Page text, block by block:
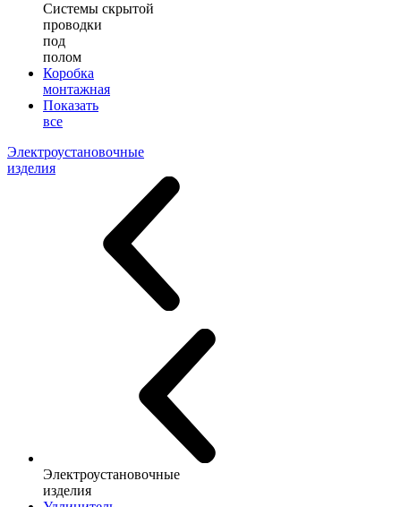
Системы скрытой
проводки
под
полом
Коробка
монтажная
Показать
все
Электроустановочные
изделия
Электроустановочные
изделия